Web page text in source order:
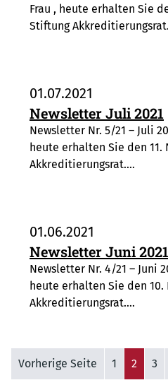
Frau , heute erhalten Sie
Stiftung
01.07.2021
Newsletter Juli 2021
Newsletter Nr. 5/21 – Juli
heute erhalten Sie den
Akkreditierungsrat.…
01.06.2021
Newsletter Juni 2021
Newsletter Nr. 4/21 – Juni
heute erhalten Sie den
Akkreditierungsrat.…
Vorherige Seite 1 2 3